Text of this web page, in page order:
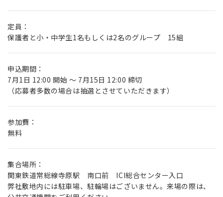
定員：
保護者と小・中学生1名もしくは2名のグループ 15組
申込期間：
7月1日 12:00 開始 ～ 7月15日 12:00 締切
（応募者多数の場合は抽選とさせていただきます）
参加費：
無料
集合場所：
関東鉄道常総線寺原駅 南口前 ICI総合センター入口
弊社敷地内には駐車場、駐輪場はございません。来場の際は、